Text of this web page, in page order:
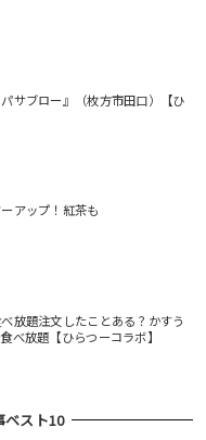
サブロー』（枚方市田口）【ひ
アップ！紅茶も
放題注文したことある？かすう
べ放題【ひらつーコラボ】
ベスト10